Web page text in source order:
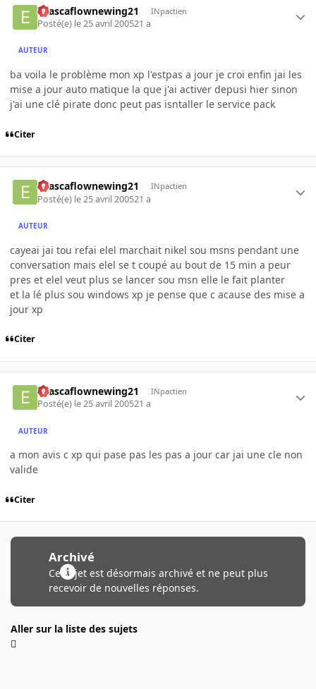
evascaflownewing21 INpactien
Posté(e) le 25 avril 200521 a
AUTEUR
ba voila le problème mon xp l'estpas a jour je croi enfin jai les
mise a jour auto matique la que j'ai activer depusi hier sinon
j'ai une clé pirate donc peut pas isntaller le service pack
Citer
evascaflownewing21 INpactien
Posté(e) le 25 avril 200521 a
AUTEUR
cayeai jai tou refai elel marchait nikel sou msns pendant une
conversation mais elel se t coupé au bout de 15 min a peur
pres et elel veut plus se lancer sou msn elle le fait planter
et la lé plus sou windows xp je pense que c acause des mise a
jour xp
Citer
evascaflownewing21 INpactien
Posté(e) le 25 avril 200521 a
AUTEUR
a mon avis c xp qui pase pas les pas a jour car jai une cle non
valide
Citer
Archivé
Ce sujet est désormais archivé et ne peut plus
recevoir de nouvelles réponses.
Aller sur la liste des sujets